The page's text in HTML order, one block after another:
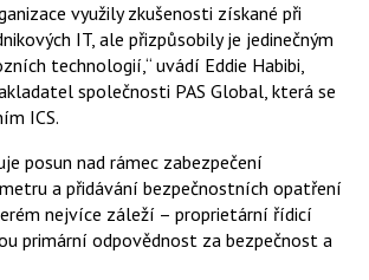
využily zkušenosti získané při
IT, ale přizpůsobily je jedinečným
technologií,“ uvádí Eddie Habibi,
společnosti PAS Global, která se
ICS.
posun nad rámec zabezpečení
a přidávání bezpečnostních opatření
nejvíce záleží – proprietární řídicí
primární odpovědnost za bezpečnost a